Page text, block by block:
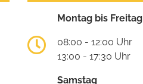
Montag bis Freitag
08:00 - 12:00 Uhr
13:00 - 17:30 Uhr
Samstag